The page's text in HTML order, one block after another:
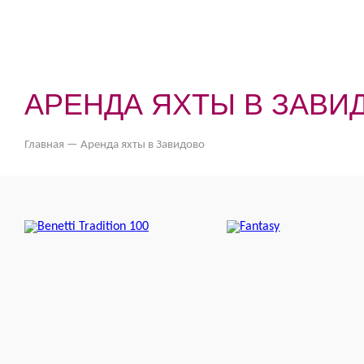
АРЕНДА ЯХТЫ В
Главная — Аренда яхты в Завидово